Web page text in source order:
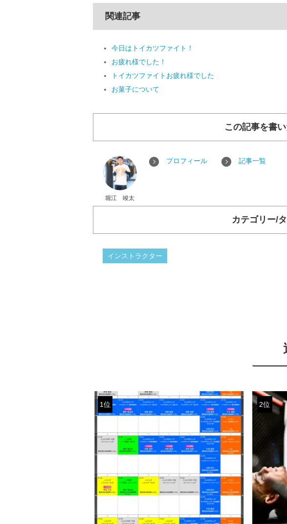
関連記事
今日はトイカツファイト！
お疲れ様でした！
トイカツファイトお疲れ様でした
お菓子について
この記事を書
堀江 竣太
プロフィール 記事一覧
カテゴリー/
インストラクター
1位 2位